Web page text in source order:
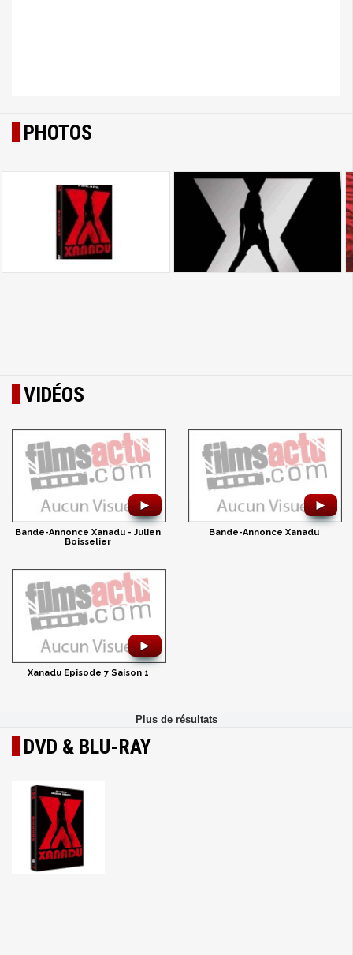
PHOTOS
VIDÉOS
►
Bande-Annonce Xanadu - Julien
Boisselier
►
Bande-Annonce Xanadu
►
Xanadu Episode 7 Saison 1
DVD & BLU-RAY